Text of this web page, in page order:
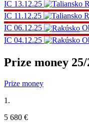
IC 13.12.25
IC 11.12.25
IC 06.12.25
IC 04.12.25
Prize money 25/
Prize money
1.
5 680 €